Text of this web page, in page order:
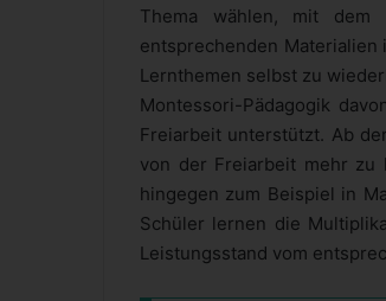
Thema wählen, mit
entsprechenden
Lernthemen selbst zu
Montessori-Pädagogik
Freiarbeit unterstützt. Ab
von der Freiarbeit mehr zu
hingegen zum Beispiel in
Schüler lernen die
Leistungsstand vom